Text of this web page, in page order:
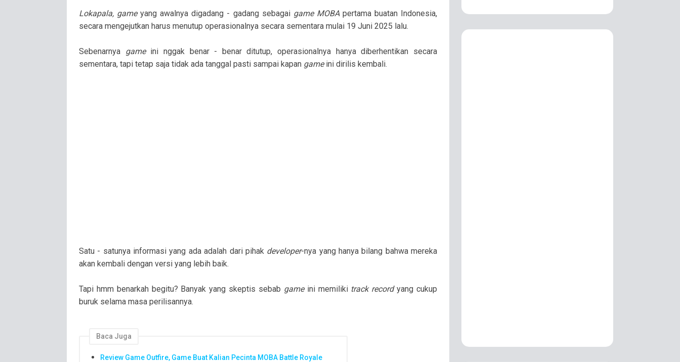
Lokapala, gameyang awalnya digadang - gadang sebagaigame MOBApertama buatan Indonesia,
secara mengejutkan harus menutup operasionalnya secara sementara mulai 19 Juni 2025 lalu.
Sebenarnya game ini nggak benar - benar ditutup, operasionalnya hanya diberhentikan secara
sementara, tapi tetap saja tidak ada tanggal pasti sampai kapan gameini dirilis kembali.
Satu - satunya informasi yang ada adalah dari pihak developer-nya yang hanya bilang bahwa mereka
akan kembali dengan versi yang lebih baik.
Tapi hmm benarkah begitu? Banyak yang skeptis sebab game ini memilikitrack recordyang cukup
buruk selama masa perilisannya.
Baca Juga
Review Game Outfire, Game Buat Kalian Pecinta MOBA Battle Royale